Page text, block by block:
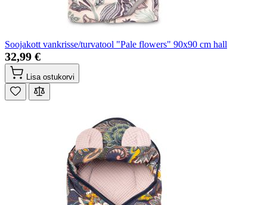
Soojakott vankrisse/turvatool "Pale flowers" 90x90 cm hall
32,99 €
Lisa ostukorvi